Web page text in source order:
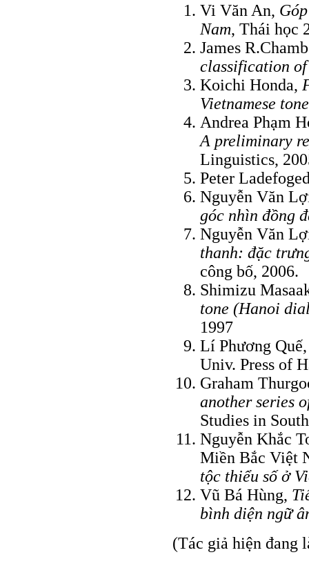
Vi Văn An,
Nam, Thái học
James
classification
Koichi Honda,
Vietnamese
Andrea Phạm
A preliminary
Linguistics,
Peter
Nguyễn Văn
góc nhìn đồng
Nguyễn Văn
thanh: đặc
công bố, 2006.
Shimizu
tone (Hanoi
1997
Lí Phương
Univ. Press of
Graham
another series
Studies in
Nguyễn Khắc
Miền Bắc Việt
tộc thiểu số ở
Vũ Bá Hùng,
bình diện ngữ
(Tác giả hiện đang